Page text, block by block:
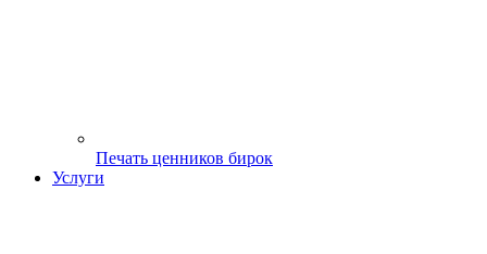
Печать ценников бирок
Услуги